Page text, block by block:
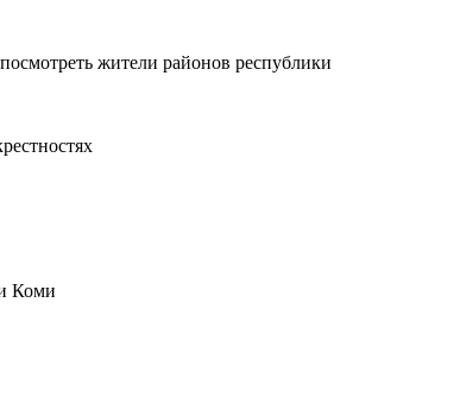
жители районов республики
Коми